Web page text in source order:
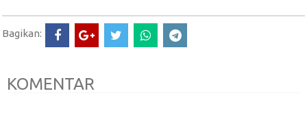
Bagikan:
KOMENTAR